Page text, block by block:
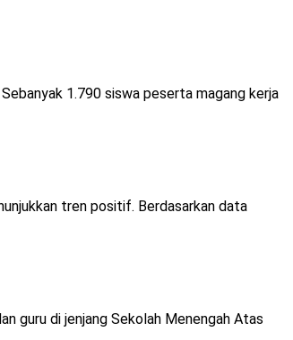
1.790 siswa peserta magang kerja
tren positif. Berdasarkan data
guru di jenjang Sekolah Menengah Atas